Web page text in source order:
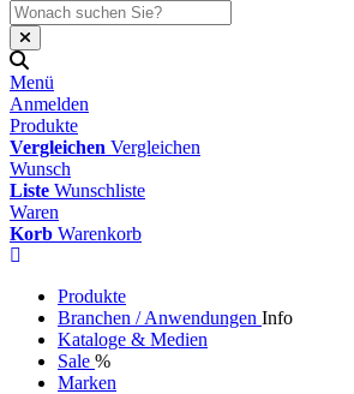
Menü
Anmelden
Produkte
Vergleichen Vergleichen
Wunsch
Liste Wunschliste
Waren
Korb Warenkorb
Produkte
Branchen / Anwendungen Info
Kataloge & Medien
Sale %
Marken